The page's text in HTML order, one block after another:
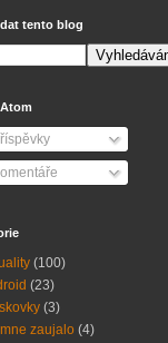
tento blog
(100)
(23)
(3)
zaujalo (4)